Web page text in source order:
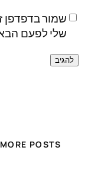
שמור בדפדפן
שלי לפעם
MORE POSTS